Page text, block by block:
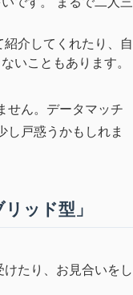
介してくれたり、自
いこともあります。
せん。データマッチ
し戸惑うかもしれま
ッド型」
たり、お見合いをし